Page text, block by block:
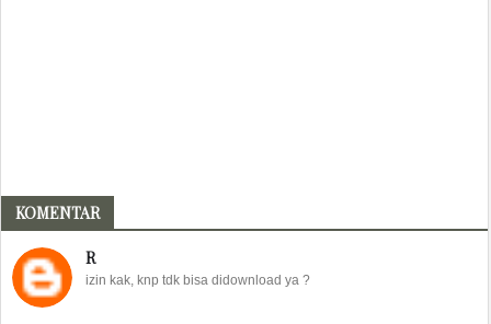
KOMENTAR
R
izin kak, knp tdk bisa didownload ya ?